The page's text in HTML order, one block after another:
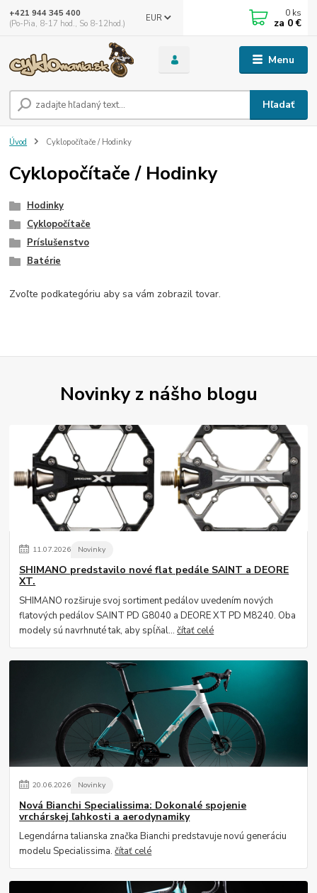
Menu
EUR
Hľadať
+421 944 345 400
(Po-Pia, 8-17 hod., So 8-12hod.)
0 ks
za 0 €
Úvod Cyklopočítače / Hodinky
Cyklopočítače / Hodinky
Hodinky
Cyklopočítače
Príslušenstvo
Batérie
Zvoľte podkategóriu aby sa vám zobrazil tovar.
Novinky z nášho blogu
11.07.2026 Novinky
SHIMANO predstavilo nové flat pedále SAINT a DEORE
XT.
SHIMANO rozširuje svoj sortiment pedálov uvedením nových
flatových pedálov SAINT PD G8040 a DEORE XT PD M8240. Oba
modely sú navrhnuté tak, aby spĺňal...čítať celé
20.06.2026 Novinky
Nová Bianchi Specialissima: Dokonalé spojenie
vrchárskej ľahkosti a aerodynamiky
Legendárna talianska značka Bianchi predstavuje novú generáciu
modelu Specialissima.čítať celé